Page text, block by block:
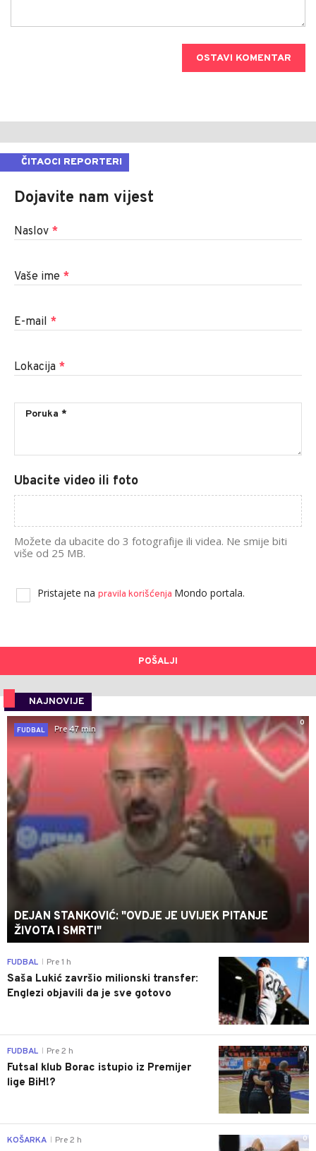
OSTAVI KOMENTAR
ČITAOCI REPORTERI
Dojavite nam vijest
Naslov *
Vaše ime *
E-mail *
Lokacija *
Ubacite video ili foto
Možete da ubacite do 3 fotografije ili videa. Ne smije biti
više od 25 MB.
Pristajete na pravila korišćenja Mondo portala.
POŠALJI
NAJNOVIJE
0
FUDBAL
Pre 47 min
DEJAN STANKOVIĆ: "OVDJE JE UVIJEK PITANJE
ŽIVOTA I SMRTI"
0
FUDBAL Pre 1 h
Saša Lukić završio milionski transfer:
Englezi objavili da je sve gotovo
0
FUDBAL Pre 2 h
Futsal klub Borac istupio iz Premijer
lige BiH!?
0
KOŠARKA Pre 2 h